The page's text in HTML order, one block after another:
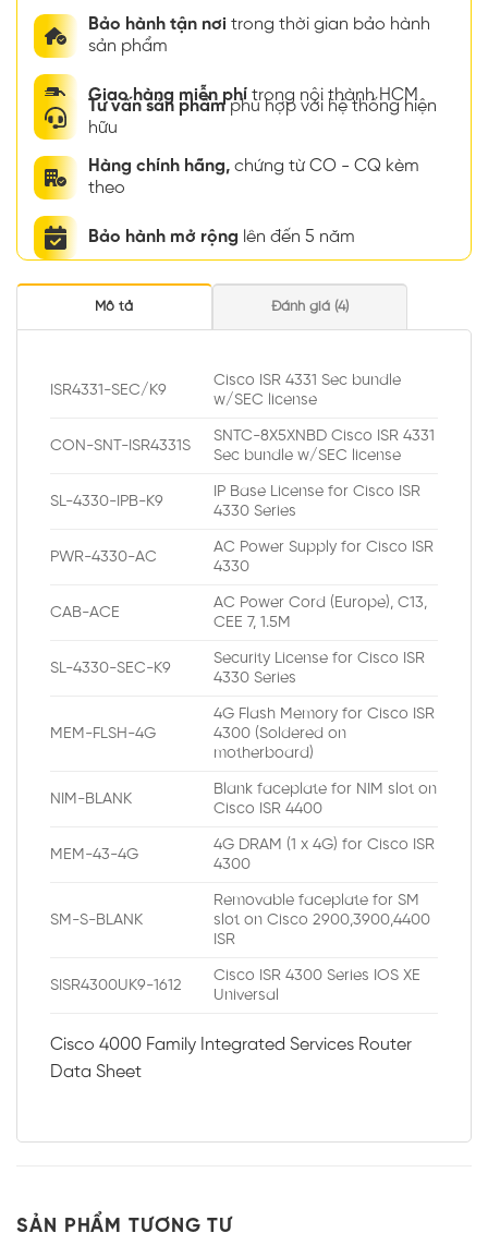
Bảo hành tận nơi trong thời gian bảo hành
sản phẩm
Giao hàng miễn phí trong nội thành HCM
Tư vấn sản phẩmphù hợp với hệ thống hiện
hữu
Hàng chính hãng, chứng từ CO - CQ kèm
theo
Bảo hành mở rộng lên đến 5 năm
Mô tả Đánh giá (4)
ISR4331-SEC/K9
Cisco ISR 4331 Sec bundle
w/SEC license
CON-SNT-ISR4331S
SNTC-8X5XNBD Cisco ISR 4331
Sec bundle w/SEC license
SL-4330-IPB-K9
IP Base License for Cisco ISR
4330 Series
PWR-4330-AC
AC Power Supply for Cisco ISR
4330
CAB-ACE
AC Power Cord (Europe), C13,
CEE 7, 1.5M
SL-4330-SEC-K9
Security License for Cisco ISR
4330 Series
MEM-FLSH-4G
4G Flash Memory for Cisco ISR
4300 (Soldered on
motherboard)
NIM-BLANK
Blank faceplate for NIM slot on
Cisco ISR 4400
MEM-43-4G
4G DRAM (1 x 4G) for Cisco ISR
4300
SM-S-BLANK
Removable faceplate for SM
slot on Cisco 2900,3900,4400
ISR
SISR4300UK9-1612
Cisco ISR 4300 Series IOS XE
Universal
Cisco 4000 Family Integrated Services Router
Data Sheet
SẢN PHẨM TƯƠNG TỰ